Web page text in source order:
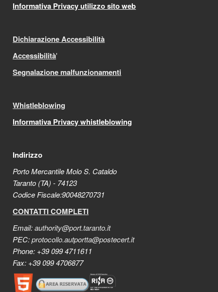
Informativa Privacy utilizzo sito web
Dichiarazione Accessibilità
Accessibilità'
Segnalazione malfunzionamenti
Whistleblowing
Informativa Privacy whistleblowing
Indirizzo
Porto Mercantile Molo S. Cataldo
Taranto (TA) - 74123
Codice Fiscale:90048270731
CONTATTI COMPLETI
Email:authority@port.taranto.it
PEC:protocollo.autportta@postecert.it
Phone: +39 099 4711611
Fax: +39 099 4706877